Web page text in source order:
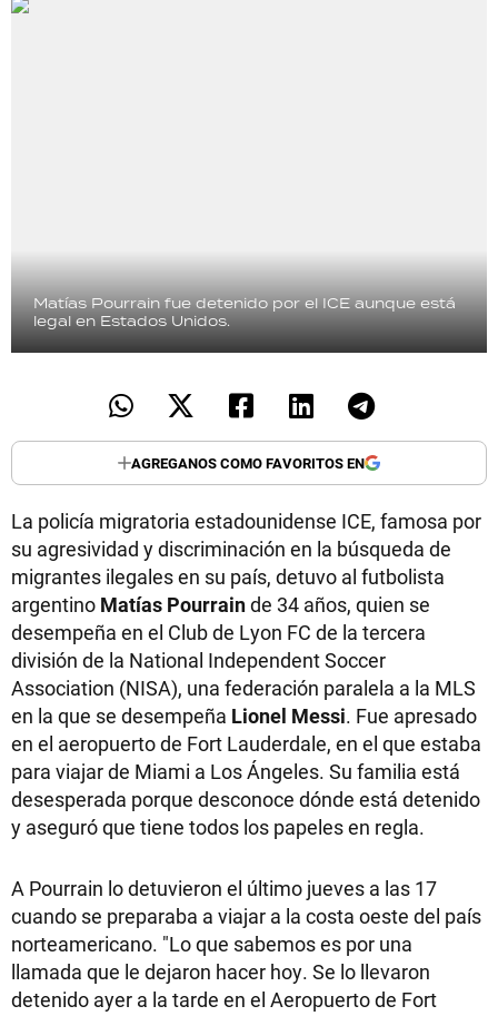
Matías Pourrain fue detenido por el ICE aunque está
legal en Estados Unidos.
AGREGANOS COMO FAVORITOS EN
La policía migratoria estadounidense ICE, famosa por
su agresividad y discriminación en la búsqueda de
migrantes ilegales en su país, detuvo al futbolista
argentino Matías Pourrainde 34 años, quien se
desempeña en el Club de Lyon FC de la tercera
división de la National Independent Soccer
Association (NISA), una federación paralela a la MLS
en la que se desempeña Lionel Messi. Fue apresado
en el aeropuerto de Fort Lauderdale, en el que estaba
para viajar de Miami a Los Ángeles. Su familia está
desesperada porque desconoce dónde está detenido
y aseguró que tiene todos los papeles en regla.
A Pourrain lo detuvieron el último jueves a las 17
cuando se preparaba a viajar a la costa oeste del país
norteamericano. "Lo que sabemos es por una
llamada que le dejaron hacer hoy. Se lo llevaron
detenido ayer a la tarde en el Aeropuerto de Fort